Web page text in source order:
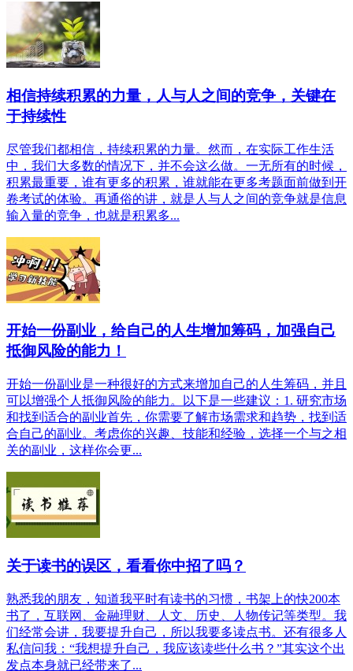
相信持续积累的力量，人与人之间的竞争，关键在
于持续性
尽管我们都相信，持续积累的力量。然而，在实际工作生活
中，我们大多数的情况下，并不会这么做。一无所有的时候，
积累最重要，谁有更多的积累，谁就能在更多考题面前做到开
卷考试的体验。再通俗的讲，就是人与人之间的竞争就是信息
输入量的竞争，也就是积累多...
开始一份副业，给自己的人生增加筹码，加强自己
抵御风险的能力！
开始一份副业是一种很好的方式来增加自己的人生筹码，并且
可以增强个人抵御风险的能力。以下是一些建议：1. 研究市场
和找到适合的副业首先，你需要了解市场需求和趋势，找到适
合自己的副业。考虑你的兴趣、技能和经验，选择一个与之相
关的副业，这样你会更...
关于读书的误区，看看你中招了吗？
熟悉我的朋友，知道我平时有读书的习惯，书架上的快200本
书了，互联网、金融理财、人文、历史、人物传记等类型。我
们经常会讲，我要提升自己，所以我要多读点书。还有很多人
私信问我：“我想提升自己，我应该读些什么书？”其实这个出
发点本身就已经带来了...